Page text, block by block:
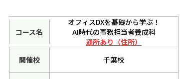
オフィスDXを基礎から学ぶ！
AI時代の事務担当者養成科
通所あり（住所）
千葉校